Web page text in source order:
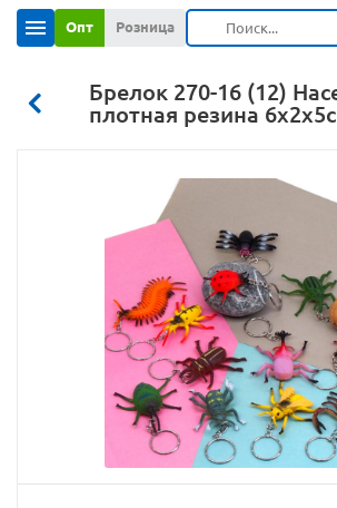
Опт Розница
Брелок 270-16 (12)
плотная резина